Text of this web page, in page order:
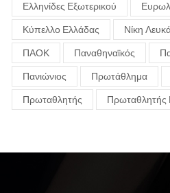
Ελληνίδες Εξωτερικού
Κύπελλο Ελλάδας Νίκη
ΠΑΟΚ Παναθηναϊκός
Πανιώνιος Πρωτάθλημα
Πρωταθλητής